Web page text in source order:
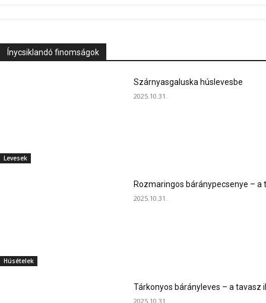
Ínycsiklandó finomságok
Levesek
Szárnyasgaluska húslevesbe
2025.10.31.
Húsételek
Rozmaringos báránypecsenye – a
2025.10.31.
Tárkonyos bárányleves – a tavasz
2025.10.31.